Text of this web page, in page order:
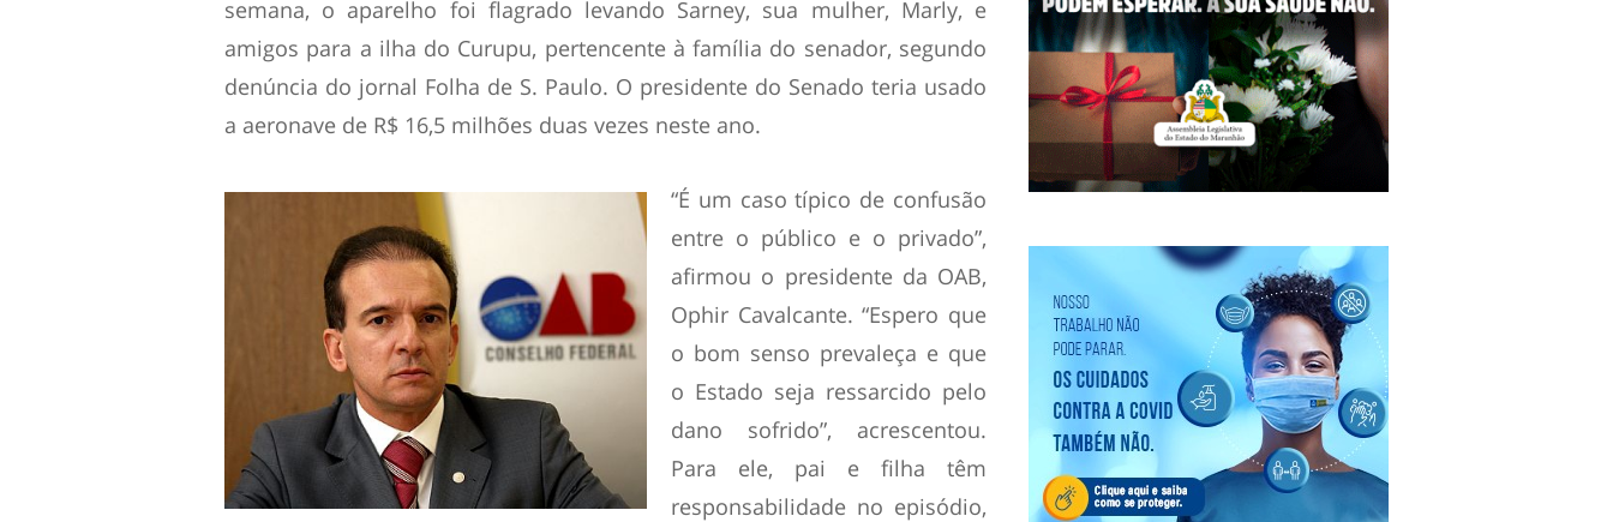
semana, o aparelho foi flagrado levando Sarney, sua mulher, Marly, e
amigos para a ilha do Curupu, pertencente à família do senador, segundo
denúncia do jornal Folha de S. Paulo. O presidente do Senado teria usado
a aeronave de R$ 16,5 milhões duas vezes neste ano.
“É um caso típico de confusão
entre o público e o privado”,
afirmou o presidente da OAB,
Ophir Cavalcante. “Espero que
o bom senso prevaleça e que
o Estado seja ressarcido pelo
dano sofrido”, acrescentou.
Para ele, pai e filha têm
responsabilidade no episódio,